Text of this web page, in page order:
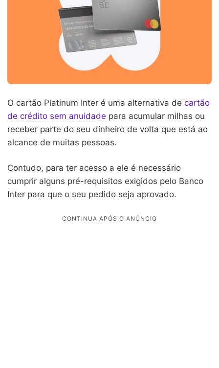
O cartão Platinum Inter é uma alternativa de cartão
de crédito sem anuidade para acumular milhas ou
receber parte do seu dinheiro de volta que está ao
alcance de muitas pessoas.
Contudo, para ter acesso a ele é necessário
cumprir alguns pré-requisitos exigidos pelo Banco
Inter para que o seu pedido seja aprovado.